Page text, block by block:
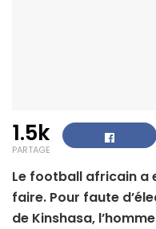
1.5k
PARTAGE
Le football africain a
faire. Pour faute
de Kinshasa,